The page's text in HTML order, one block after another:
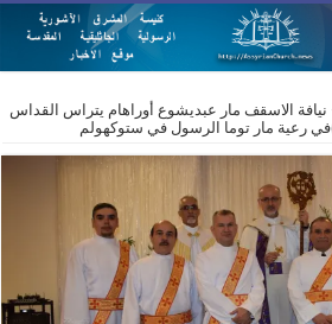
نيافة الاسقف مار عبديشوع أوراهام يتراس القداس
)في رعية مار توما الرسول في ستوكهولم